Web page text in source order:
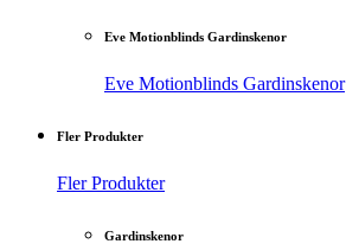
Eve Motionblinds Gardinskenor
Eve Motionblinds Gardinskenor
Fler Produkter
Fler Produkter
Gardinskenor